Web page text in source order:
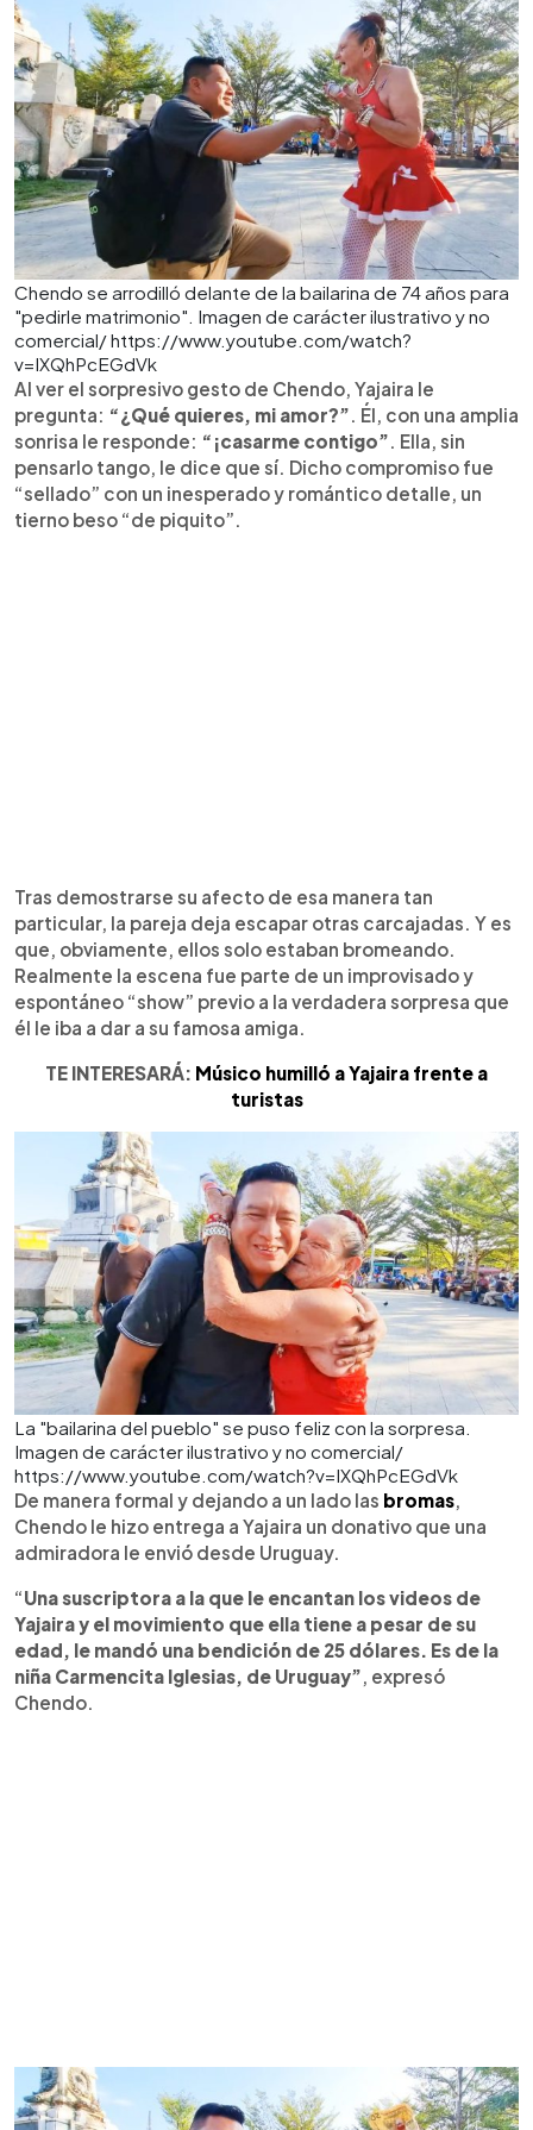
Chendo se arrodilló delante de la bailarina de 74 años para
"pedirle matrimonio". Imagen de carácter ilustrativo y no
comercial/ https://www.youtube.com/watch?
v=IXQhPcEGdVk
Al ver el sorpresivo gesto de Chendo, Yajaira le
pregunta: “¿Qué quieres, mi amor?” . Él, con una amplia
sonrisa le responde: “¡casarme contigo” . Ella, sin
pensarlo tango, le dice que sí. Dicho compromiso fue
“sellado” con un inesperado y romántico detalle, un
tierno beso “de piquito”.
Tras demostrarse su afecto de esa manera tan
particular, la pareja deja escapar otras carcajadas. Y es
que, obviamente, ellos solo estaban bromeando.
Realmente la escena fue parte de un improvisado y
espontáneo “show” previo a la verdadera sorpresa que
él le iba a dar a su famosa amiga.
TE INTERESARÁ: Músico humilló a Yajaira frente a
turistas
La "bailarina del pueblo" se puso feliz con la sorpresa.
Imagen de carácter ilustrativo y no comercial/
https://www.youtube.com/watch?v=IXQhPcEGdVk
De manera formal y dejando a un lado las bromas
Chendo le hizo entrega a Yajaira un donativo que una
admiradora le envió desde Uruguay.
“Una suscriptora a la que le encantan los videos de
Yajaira y el movimiento que ella tiene a pesar de su
edad, le mandó una bendición de 25 dólares. Es de la
niña Carmencita Iglesias, de Uruguay” , expresó
Chendo.